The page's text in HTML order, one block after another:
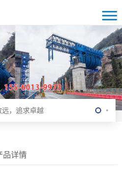
远，追求卓越
远，追求卓越
，追求卓越
，追求卓越
品详情